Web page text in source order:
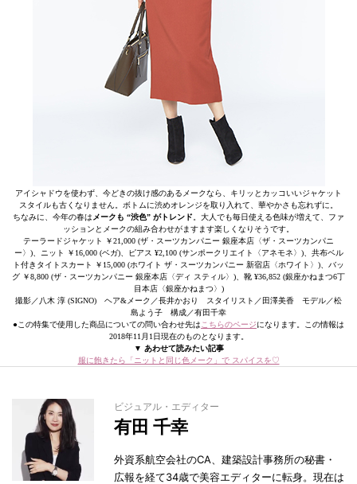
アイシャドウを使わず、今どきの抜け感のあるメークなら、キリッとカッコいいジャケット
スタイルも古くなりません。ボトムに渋めオレンジを取り入れて、華やかさも忘れずに。
ちなみに、今年の春は メークも “渋色” がトレンド 。大人でも毎日使える色味が増えて、ファ
ッションとメークの組み合わせがますます楽しくなりそうです。
テーラードジャケット ￥21,000 (ザ・スーツカンパニー 銀座本店〈ザ・スーツカンパニ
ー〉)、ニット ￥16,000 (ベガ)、ピアス ¥2,100 (サンポークリエイト〈アネモネ〉)、共布ベル
ト付きタイトスカート ￥15,000 (ホワイト ザ・スーツカンパニー 新宿店〈ホワイト〉)、バッ
グ ￥8,800 (ザ・スーツカンパニー 銀座本店〈ディ スティル〉)、靴 ¥36,852 (銀座かねまつ6丁
目本店〈銀座かねまつ〉)
撮影／八木 淳 (SIGNO) ヘア&メーク／長井かおり スタイリスト／田澤美香 モデル／松
島よう子 構成／有田千幸
●この特集で使用した商品についての問い合わせ先は こちらのページになります。この情報は
2018年11月1日現在のものとなります。
▼ あわせて読みたい記事
服に飽きたら「ニットと同じ色メーク」で スパイスを♡
ビジュアル・エディター
有田 千幸
外資系航空会社のCA、建築設計事務所の秘書・
広報を経て34歳で美容エディターに転身。現在は